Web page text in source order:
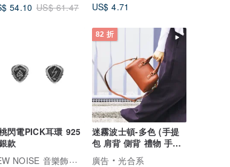
54.10 US$ 61.47
US$ 4.71
閃電PICK耳環 925
款
NEW NOISE 音樂飾品實驗所
82 折
迷霧波士頓-多色 (手提
包 肩背 側背 禮物 手作
手工 皮革 復古)
廣告
光合系